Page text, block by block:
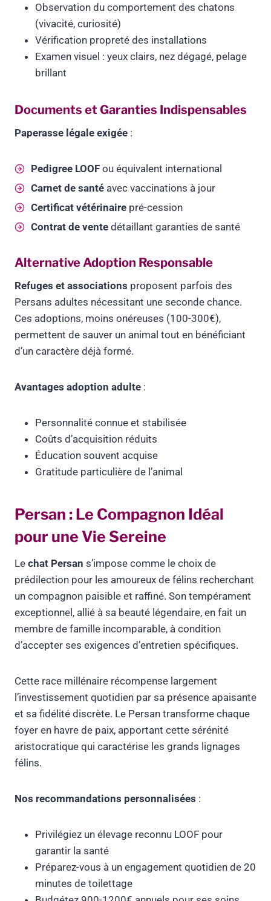
Observation du comportement des chatons
(vivacité, curiosité)
Vérification propreté des installations
Examen visuel : yeux clairs, nez dégagé, pelage
brillant
Documents et Garanties Indispensables
Paperasse légale exigée :
Pedigree LOOF ou équivalent international
Carnet de santé avec vaccinations à jour
Certificat vétérinaire pré-cession
Contrat de vente détaillant garanties de santé
Alternative Adoption Responsable
Refuges et associations proposent parfois des
Persans adultes nécessitant une seconde chance.
Ces adoptions, moins onéreuses (100-300€),
permettent de sauver un animal tout en bénéficiant
d’un caractère déjà formé.
Avantages adoption adulte :
Personnalité connue et stabilisée
Coûts d’acquisition réduits
Éducation souvent acquise
Gratitude particulière de l’animal
Persan : Le Compagnon Idéal
pour une Vie Sereine
Le chat Persan s’impose comme le choix de
prédilection pour les amoureux de félins recherchant
un compagnon paisible et raffiné. Son tempérament
exceptionnel, allié à sa beauté légendaire, en fait un
membre de famille incomparable, à condition
d’accepter ses exigences d’entretien spécifiques.
Cette race millénaire récompense largement
l’investissement quotidien par sa présence apaisante
et sa fidélité discrète. Le Persan transforme chaque
foyer en havre de paix, apportant cette sérénité
aristocratique qui caractérise les grands lignages
félins.
Nos recommandations personnalisées :
Privilégiez un élevage reconnu LOOF pour
garantir la santé
Préparez-vous à un engagement quotidien de 20
minutes de toilettage